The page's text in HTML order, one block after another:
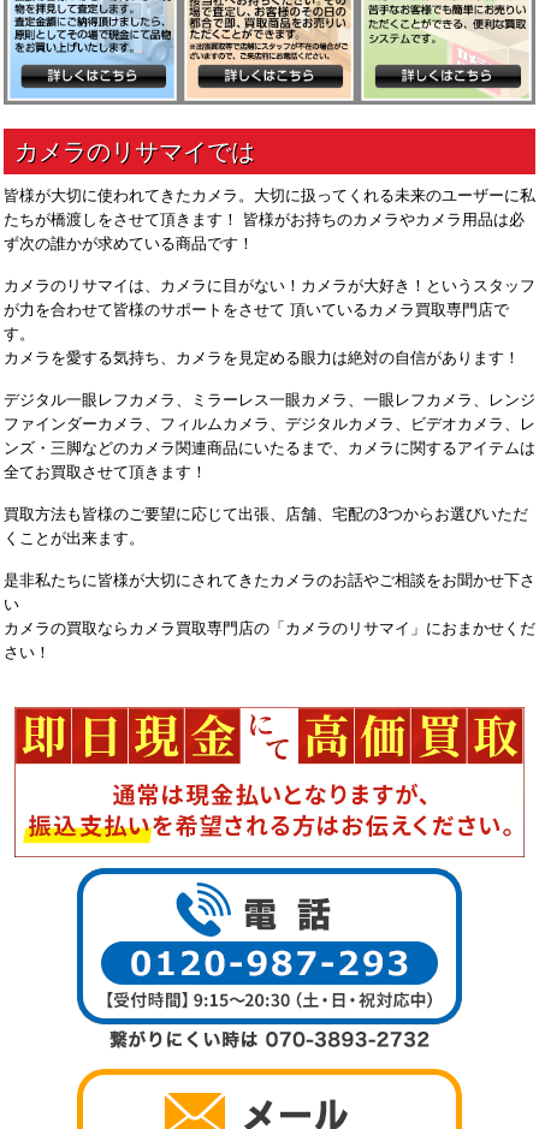
皆様が大切に使われてきたカメラ。大切に扱ってくれる未来のユーザーに私
たちが橋渡しをさせて頂きます！ 皆様がお持ちのカメラやカメラ用品は必
ず次の誰かが求めている商品です！
カメラのリサマイは、カメラに目がない！カメラが大好き！というスタッフ
が力を合わせて皆様のサポートをさせて 頂いているカメラ買取専門店で
す。
カメラを愛する気持ち、カメラを見定める眼力は絶対の自信があります！
デジタル一眼レフカメラ、ミラーレス一眼カメラ、一眼レフカメラ、レンジ
ファインダーカメラ、フィルムカメラ、デジタルカメラ、ビデオカメラ、レ
ンズ・三脚などのカメラ関連商品にいたるまで、カメラに関するアイテムは
全てお買取させて頂きます！
買取方法も皆様のご要望に応じて出張、店舗、宅配の3つからお選びいただ
くことが出来ます。
是非私たちに皆様が大切にされてきたカメラのお話やご相談をお聞かせ下さ
い
カメラの買取ならカメラ買取専門店の「カメラのリサマイ」におまかせくだ
さい！